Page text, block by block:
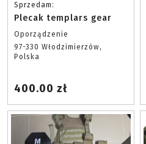
Sprzedam:
Plecak templars gear
Oporządzenie
97-330 Włodzimierzów,
Polska
400.00 zł